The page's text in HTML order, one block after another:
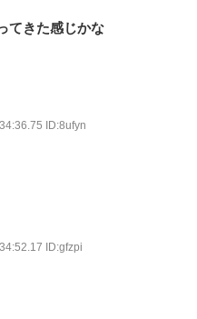
てきた感じかな
ID:8ufyn
ID:gfzpi